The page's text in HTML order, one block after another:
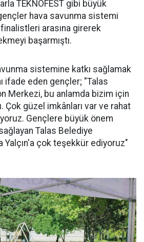
TEKNOFEST gibi büyük
hava savunma sistemi
finalistleri arasına girerek
başarmıştı.
sistemine katkı sağlamak
ifade eden gençler; "Talas
Merkezi, bu anlamda bizim için
Çok güzel imkânları var ve rahat
Gençlere büyük önem
Talas Belediye
Yalçın'a çok teşekkür ediyoruz"